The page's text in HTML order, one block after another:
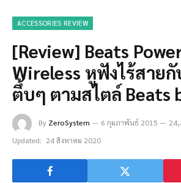
ACCESSORIES REVIEW
[Review] Beats
Wireless หูฟังไร้สายกั
ตึ้บๆ ตามสไตล์ Beats
By ZeroSystem 6 กุมภาพันธ์ 2015
Updated: 24 สิงหาคม 2020